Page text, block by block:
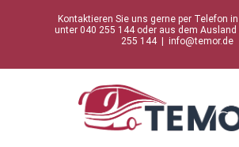
Kontaktieren Sie uns gerne per Telefon
unter 040 255 144 oder aus dem Ausland
255 144
info@temor.de